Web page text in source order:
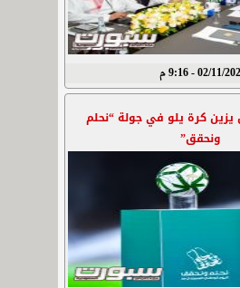
2024 - 9:16 م
يزين كرة يلو في جولة “نحلم
ونحقق”